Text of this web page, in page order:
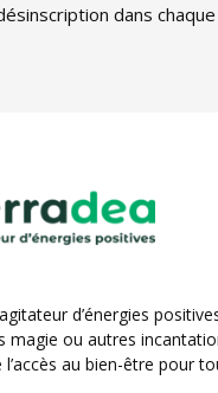
dans chaque
d’énergies
magie ou autres
au bien-être pour